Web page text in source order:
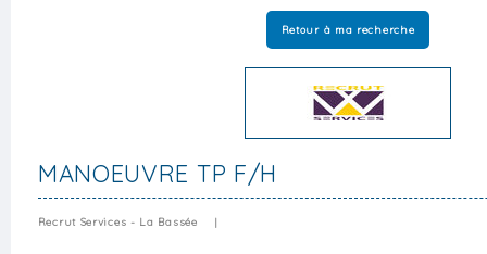
Retour à ma recherche
MANOEUVRE TP F/H
Recrut Services - La Bassée |